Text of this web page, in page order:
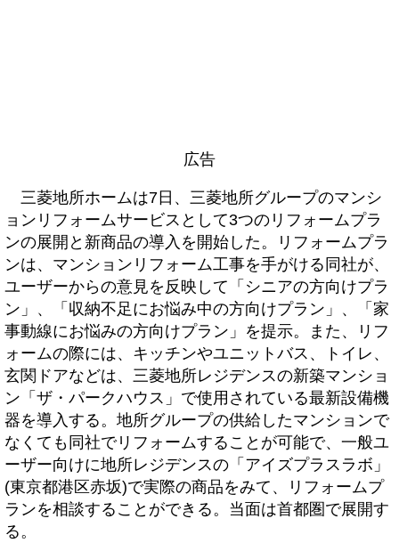
広告
三菱地所ホームは7日、三菱地所グループのマンシ
ョンリフォームサービスとして3つのリフォームプラ
ンの展開と新商品の導入を開始した。リフォームプラ
ンは、マンションリフォーム工事を手がける同社が、
ユーザーからの意見を反映して「シニアの方向けプラ
ン」、「収納不足にお悩み中の方向けプラン」、「家
事動線にお悩みの方向けプラン」を提示。また、リフ
ォームの際には、キッチンやユニットバス、トイレ、
玄関ドアなどは、三菱地所レジデンスの新築マンショ
ン「ザ・パークハウス」で使用されている最新設備機
器を導入する。地所グループの供給したマンションで
なくても同社でリフォームすることが可能で、一般ユ
ーザー向けに地所レジデンスの「アイズプラスラボ」
(東京都港区赤坂)で実際の商品をみて、リフォームプ
ランを相談することができる。当面は首都圏で展開す
る。